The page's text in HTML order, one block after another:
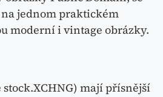
jednom praktickém
moderní i vintage obrázky.
mají přísnější